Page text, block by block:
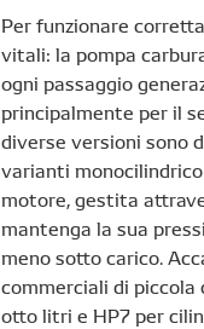
Per funzionare
vitali: la pompa
ogni passaggio
principalmente per il
diverse versioni sono
varianti monocilindrico
motore, gestita
mantenga la sua
meno sotto carico.
commerciali di
otto litri e HP7 per